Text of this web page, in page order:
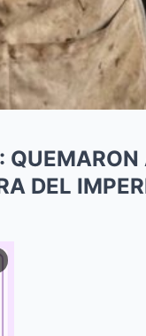
QUEMARON
DEL